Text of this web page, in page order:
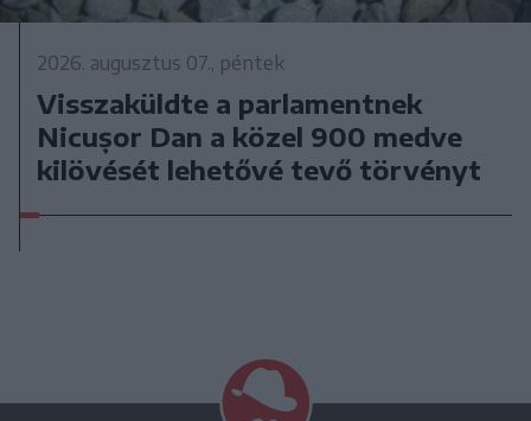
2026. augusztus 07., péntek
Visszaküldte a parlamentnek
Nicușor Dan a közel 900 medve
kilövését lehetővé tevő törvényt